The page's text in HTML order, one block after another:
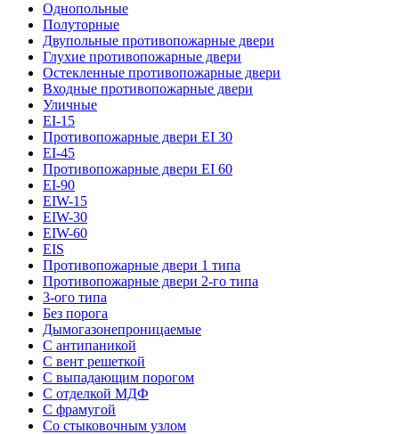
Однопольные
Полуторные
Двупольные противопожарные двери
Глухие противопожарные двери
Остекленные противопожарные двери
Входные противопожарные двери
Уличные
EI-15
Противопожарные двери EI 30
EI-45
Противопожарные двери EI 60
EI-90
EIW-15
EIW-30
EIW-60
EIS
Противопожарные двери 1 типа
Противопожарные двери 2-го типа
3-ого типа
Без порога
Дымогазонепроницаемые
С антипаникой
С вент решеткой
С выпадающим порогом
С отделкой МДФ
С фрамугой
Со стыковочным узлом